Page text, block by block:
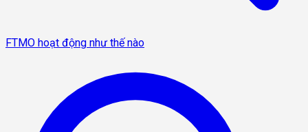
FTMO hoạt động như thế nào